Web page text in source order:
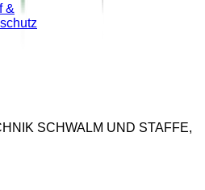
&
SCHWALM UND STAFFE,